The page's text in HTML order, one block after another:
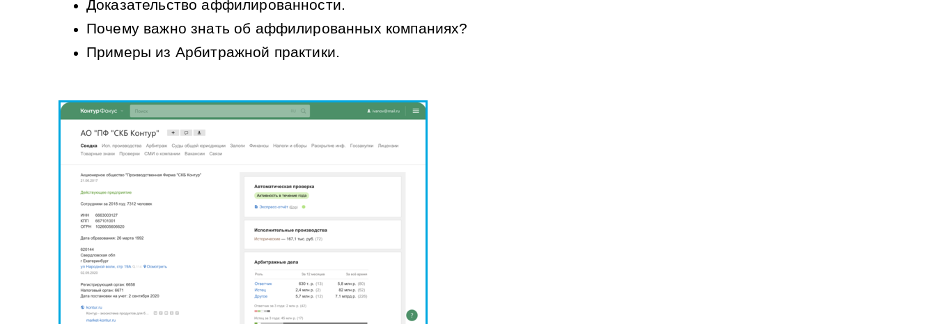
Доказательство аффилированности.
Почему важно знать об аффилированных компаниях?
Примеры из Арбитражной практики.